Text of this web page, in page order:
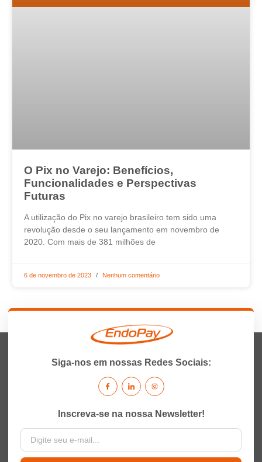
O Pix no Varejo: Benefícios,
Funcionalidades e Perspectivas
Futuras
A utilização do Pix no varejo brasileiro tem sido uma
revolução desde o seu lançamento em novembro de
2020. Com mais de 381 milhões de
6 de novembro de 2023 Nenhum comentário
Siga-nos em nossas Redes Sociais:
Inscreva-se na nossa Newsletter!